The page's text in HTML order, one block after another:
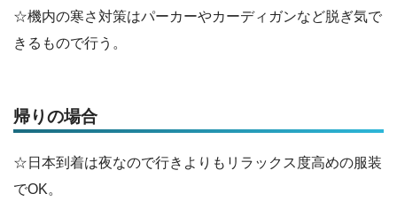
☆機内の寒さ対策はパーカーやカーディガンなど脱ぎ気で
きるもので行う。
帰りの場合
☆日本到着は夜なので行きよりもリラックス度高めの服装
でOK。